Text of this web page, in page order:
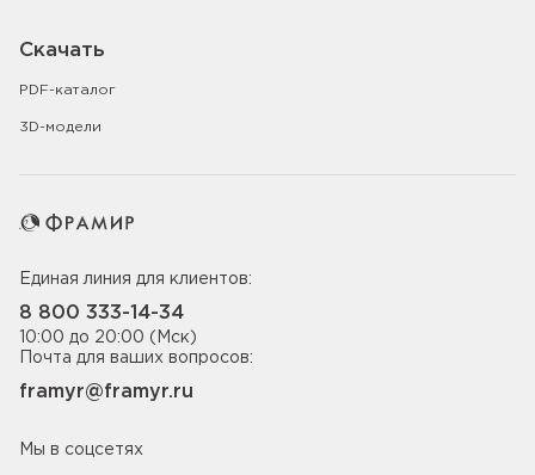
Скачать
PDF-каталог
3D-модели
Единая линия для клиентов:
8 800 333-14-34
10:00 до 20:00 (Мск)
Почта для ваших вопросов:
framyr@framyr.ru
Мы в соцсетях